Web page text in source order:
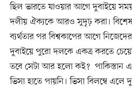
ছিল ভারতে যাওয়ার আগে দুবাইয়ে
দলীয় ঐক্যকে আরও সুদৃঢ় করা।
ব্যর্থতার পর বিশ্বকাপের আগে
দুবাইয়ে পুরো দলকে একত্র করতে
তবে সেটা আর হলো কই? পাকিস্তান
ভিসা হাতে পায়নি। ভিসা বিলম্বে